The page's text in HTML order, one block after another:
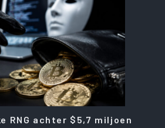
RNG achter $5,7 miljoen